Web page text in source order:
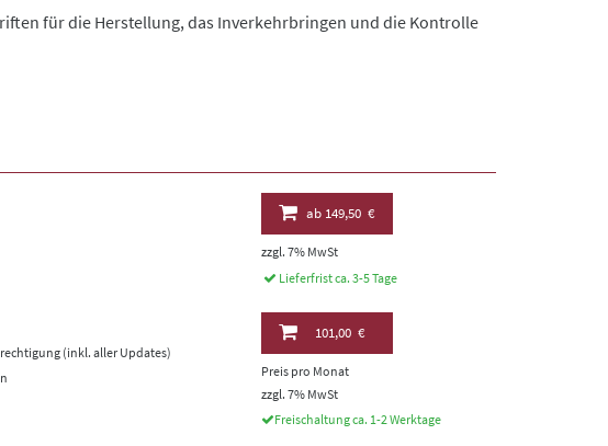
für die Herstellung, das Inverkehrbringen und die Kontrolle
ab149,50 €
zzgl. 7% MwSt
Lieferfrist ca. 3-5 Tage
(inkl. aller Updates)
101,00 €
Preis pro Monat
zzgl. 7% MwSt
Freischaltung ca. 1-2 Werktage